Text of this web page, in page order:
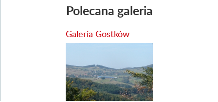
Polecana galeria
Galeria Gostków